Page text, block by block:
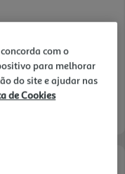
com o
para melhorar
do site e ajudar nas
de Cookies